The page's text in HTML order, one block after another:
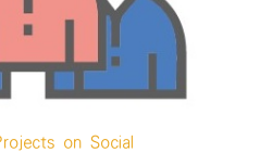
on Social